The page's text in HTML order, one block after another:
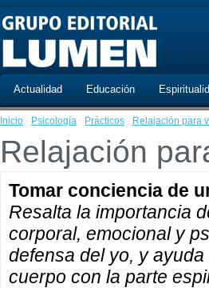
Actualidad Educación
Inicio · Psicología · Prácticos · Relajación para
Relajación
Tomar conciencia de
Resalta la importancia
corporal, emocional y
defensa del yo, y
cuerpo con la parte